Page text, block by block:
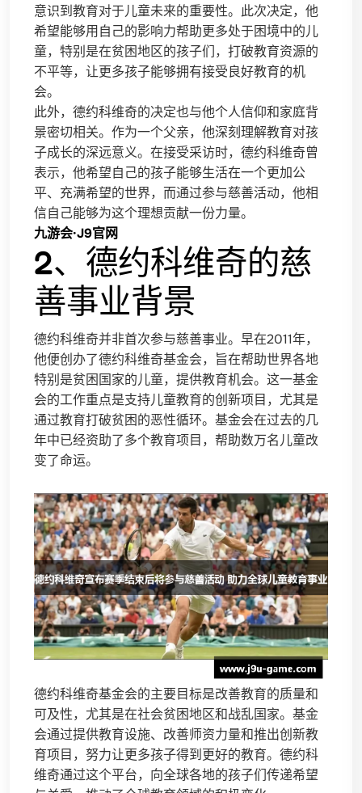
意识到教育对于儿童未来的重要性。此次决定，他
希望能够用自己的影响力帮助更多处于困境中的儿
童，特别是在贫困地区的孩子们，打破教育资源的
不平等，让更多孩子能够拥有接受良好教育的机
会。
此外，德约科维奇的决定也与他个人信仰和家庭背
景密切相关。作为一个父亲，他深刻理解教育对孩
子成长的深远意义。在接受采访时，德约科维奇曾
表示，他希望自己的孩子能够生活在一个更加公
平、充满希望的世界，而通过参与慈善活动，他相
信自己能够为这个理想贡献一份力量。
九游会·J9官网
2、德约科维奇的慈
善事业背景
德约科维奇并非首次参与慈善事业。早在2011年，
他便创办了德约科维奇基金会，旨在帮助世界各地
特别是贫困国家的儿童，提供教育机会。这一基金
会的工作重点是支持儿童教育的创新项目，尤其是
通过教育打破贫困的恶性循环。基金会在过去的几
年中已经资助了多个教育项目，帮助数万名儿童改
变了命运。
德约科维奇基金会的主要目标是改善教育的质量和
可及性，尤其是在社会贫困地区和战乱国家。基金
会通过提供教育设施、改善师资力量和推出创新教
育项目，努力让更多孩子得到更好的教育。德约科
维奇通过这个平台，向全球各地的孩子们传递希望